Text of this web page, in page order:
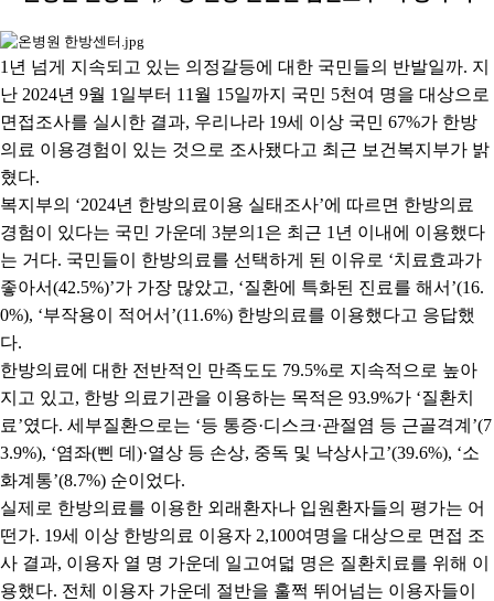
1 년 넘게 지속되고 있는 의정갈등에 대한 국민들의 반발일까. 지
난 2024년 9월 1 일부터 11 월 15일까지 국민 5천여 명을 대상으로
면접조사를 실시한 결과, 우리나라 19세 이상 국민 67%가 한방
의료 이용경험이 있는 것으로 조사됐다고 최근 보건복지부가 밝
혔다.
복지부의 ‘2024년 한방의료이용 실태조사’에 따르면 한방의료
경험이 있다는 국민 가운데 3분의 1 은 최근 1 년 이내에 이용했다
는 거다. 국민들이 한방의료를 선택하게 된 이유로 ‘치료효과가
좋아서(42.5%)’가 가장 많았고, ‘질환에 특화된 진료를 해서 ’(16.
0%), ‘부작용이 적어서 ’(11.6%) 한방의료를 이용했다고 응답했
다.
한방의료에 대한 전반적인 만족도도 79.5%로 지속적으로 높아
지고 있고, 한방 의료기관을 이용하는 목적은 93.9%가 ‘질환치
료’였다. 세부질환으로는 ‘등 통증·디스크·관절염 등 근골격계 ’(7
3.9%), ‘염좌(삔 데 )·열상 등 손상, 중독 및 낙상사고’(39.6%), ‘소
화계통’(8.7%) 순이었다.
실제로 한방의료를 이용한 외래환자나 입원환자들의 평가는 어
떤가. 19세 이상 한방의료 이용자 2,100여명을 대상으로 면접 조
사 결과, 이용자 열 명 가운데 일고여덟 명은 질환치료를 위해 이
용했다. 전체 이용자 가운데 절반을 훌쩍 뛰어넘는 이용자들이